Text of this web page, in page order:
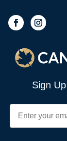
Sign
Email